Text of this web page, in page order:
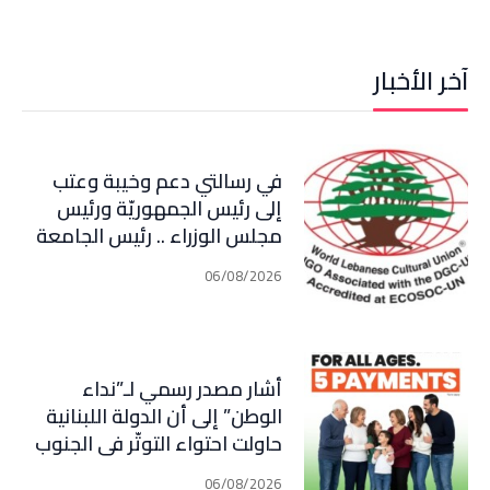
آخر الأخبار
في رسالتي دعم وخيبة وعتب
إلى رئيس الجمهوريّة ورئيس
مجلس الوزراء .. رئيس الجامعة
اللبنانية الثقافيّة في العالم
(WLCU) يؤكد دعم الدّولة06/08/2026
أشار مصدر رسمي لـ”نداء
الوطن” إلى أن الدولة اللبنانية
حاولت احتواء التوتّر في الجنوب
عبر إجراء سلسلة اتصالات
06/08/2026